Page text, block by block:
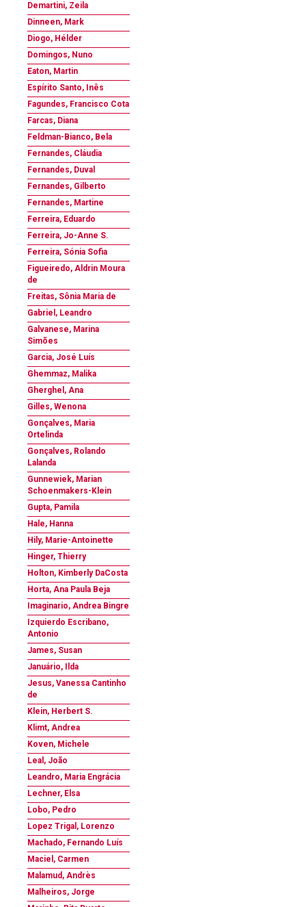
Demartini, Zeila
Dinneen, Mark
Diogo, Hélder
Domingos, Nuno
Eaton, Martin
Espírito Santo, Inês
Fagundes, Francisco Cota
Farcas, Diana
Feldman-Bianco, Bela
Fernandes, Cláudia
Fernandes, Duval
Fernandes, Gilberto
Fernandes, Martine
Ferreira, Eduardo
Ferreira, Jo-Anne S.
Ferreira, Sónia Sofia
Figueiredo, Aldrin Moura
de
Freitas, Sônia Maria de
Gabriel, Leandro
Galvanese, Marina
Simões
Garcia, José Luís
Ghemmaz, Malika
Gherghel, Ana
Gilles, Wenona
Gonçalves, Maria
Ortelinda
Gonçalves, Rolando
Lalanda
Gunnewiek, Marian
Schoenmakers-Klein
Gupta, Pamila
Hale, Hanna
Hily, Marie-Antoinette
Hinger, Thierry
Holton, Kimberly DaCosta
Horta, Ana Paula Beja
Imaginario, Andrea Bingre
Izquierdo Escribano,
Antonio
James, Susan
Januário, Ilda
Jesus, Vanessa Cantinho
de
Klein, Herbert S.
Klimt, Andrea
Koven, Michele
Leal, João
Leandro, Maria Engrácia
Lechner, Elsa
Lobo, Pedro
Lopez Trigal, Lorenzo
Machado, Fernando Luís
Maciel, Carmen
Malamud, Andrès
Malheiros, Jorge